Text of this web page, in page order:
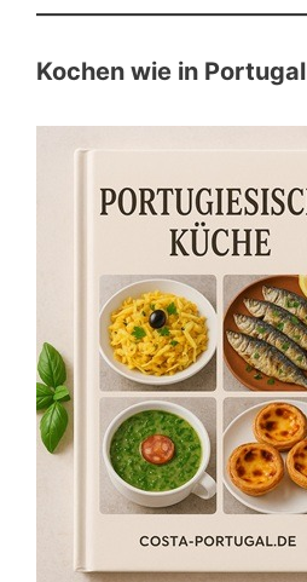
Kochen wie in Portugal